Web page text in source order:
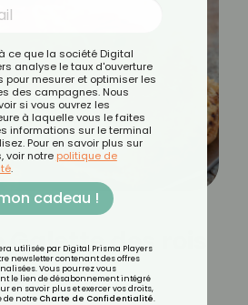
des rois
ce que la société Digital
analyse le taux d'ouverture
pour mesurer et optimiser les
des campagnes. Nous
si vous ouvrez les
à laquelle vous le faites
informations sur le terminal
Pour en savoir plus sur
voir notre politique de
.
cadeau !
utilisée par Digital Prisma Players
newsletter contenant des offres
Vous pourrez vous
le lien de désabonnement intégré
en savoir plus et exercer vos droits,
de notre Charte de Confidentialité.